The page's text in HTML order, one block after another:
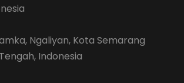
Ngaliyan, Kota Semarang
Indonesia